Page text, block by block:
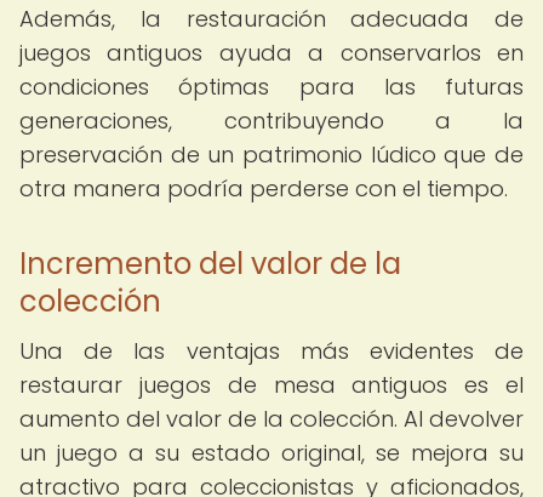
Además, la restauración adecuada de
juegos antiguos ayuda a conservarlos en
condiciones óptimas para las futuras
generaciones, contribuyendo a la
preservación de un patrimonio lúdico que de
otra manera podría perderse con el tiempo.
Incremento del valor de la
colección
Una de las ventajas más evidentes de
restaurar juegos de mesa antiguos es el
aumento del valor de la colección. Al devolver
un juego a su estado original, se mejora su
atractivo para coleccionistas y aficionados,